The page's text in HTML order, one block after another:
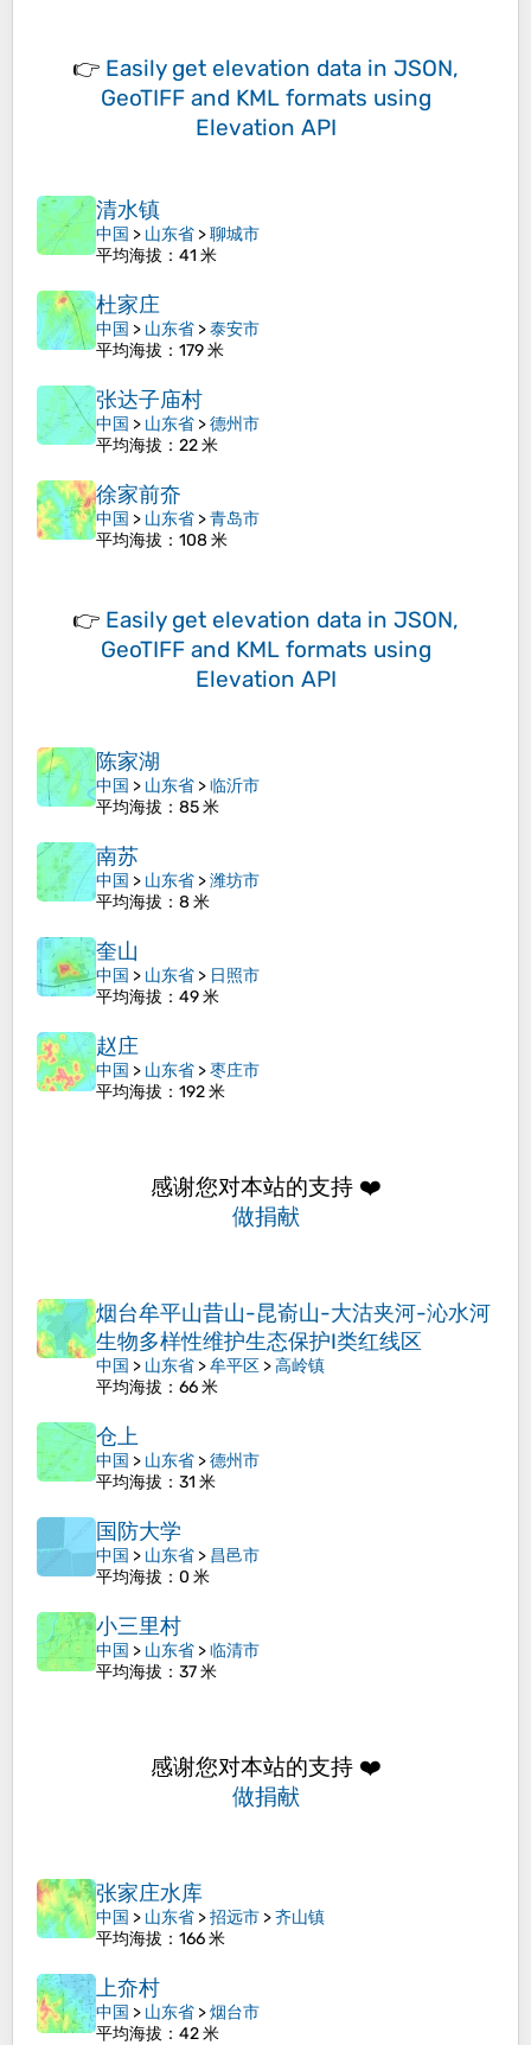
👉 Easily get elevation data in JSON,
GeoTIFF and KML formats using
Elevation API
清水镇
中国 > 山东省 >聊城市
平均海拔 ：41 米
杜家庄
中国 > 山东省 >泰安市
平均海拔 ：179 米
张达子庙村
中国 > 山东省 >德州市
平均海拔 ：22 米
徐家前夼
中国 > 山东省 >青岛市
平均海拔 ：108 米
👉 Easily get elevation data in JSON,
GeoTIFF and KML formats using
Elevation API
陈家湖
中国 > 山东省 >临沂市
平均海拔 ：85 米
南苏
中国 > 山东省 >潍坊市
平均海拔 ：8 米
奎山
中国 > 山东省 > 日照市
平均海拔 ：49 米
赵庄
中国 > 山东省 >枣庄市
平均海拔 ：192 米
感谢您对本站的支持 ❤️
做捐献
烟台牟平山昔山-昆嵛山-大沽夹河-沁水河
生物多样性维护生态保护I类红线区
中国 > 山东省 >牟平区 >高岭镇
平均海拔 ：66 米
仓上
中国 > 山东省 >德州市
平均海拔 ：31 米
国防大学
中国 > 山东省 > 昌邑市
平均海拔 ：0 米
小三里村
中国 > 山东省 >临清市
平均海拔 ：37 米
感谢您对本站的支持 ❤️
做捐献
张家庄水库
中国 > 山东省 >招远市 >齐山镇
平均海拔 ：166 米
上夼村
中国 > 山东省 >烟台市
平均海拔 ：42 米